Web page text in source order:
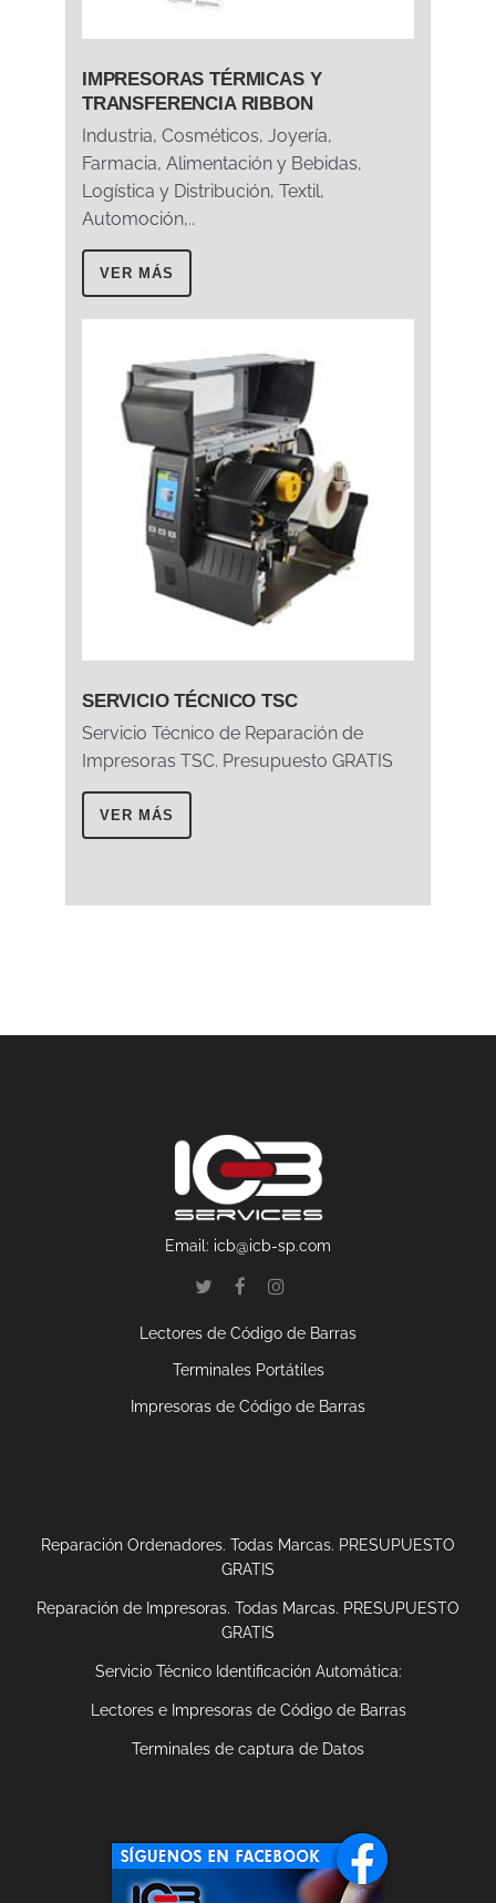
IMPRESORAS TÉRMICAS Y
TRANSFERENCIA RIBBON
Industria, Cosméticos, Joyería,
Farmacia, Alimentación y Bebidas,
Logística y Distribución, Textil,
Automoción,..
VER MÁS
SERVICIO TÉCNICO TSC
Servicio Técnico de Reparación de
Impresoras TSC. Presupuesto GRATIS
VER MÁS
Email: icb@icb-sp.com
Lectores de Código de Barras
Terminales Portátiles
Impresoras de Código de Barras
Reparación Ordenadores. Todas Marcas. PRESUPUESTO
GRATIS
Reparación de Impresoras. Todas Marcas. PRESUPUESTO
GRATIS
Servicio Técnico Identificación Automática:
Lectores e Impresoras de Código de Barras
Terminales de captura de Datos